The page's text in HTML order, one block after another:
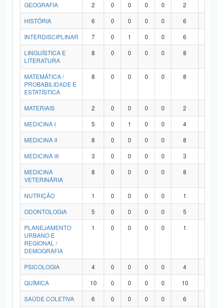
GEOGRAFIA
2 0 0 0 0 2
HISTÓRIA
6 0 0 0 0 6
INTERDISCIPLINAR
7 0 1 0 0 6
LINGUÍSTICA E
LITERATURA
8 0 0 0 0 8
MATEMÁTICA /
PROBABILIDADE E
ESTATÍSTICA
8 0 0 0 0 8
MATERIAIS 2 0 0 0 0 2
MEDICINA I
5 0 1 0 0 4
MEDICINA II
8 0 0 0 0 8
MEDICINA III
3 0 0 0 0 3
MEDICINA
VETERINÁRIA
8 0 0 0 0 8
NUTRIÇÃO 1 0 0 0 0 1
ODONTOLOGIA
5 0 0 0 0 5
PLANEJAMENTO
URBANO E
REGIONAL /
DEMOGRAFIA
1 0 0 0 0 1
PSICOLOGIA 4 0 0 0 0 4
QUÍMICA
10 0 0 0 0 10
SAÚDE COLETIVA
6 0 0 0 0 6